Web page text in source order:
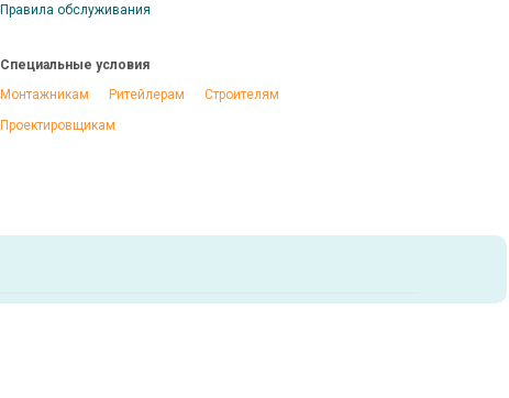
Правила обслуживания
Специальные условия
Монтажникам
Ритейлерам
Строителям
Проектировщикам